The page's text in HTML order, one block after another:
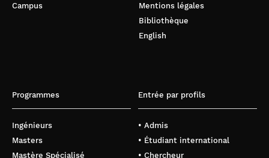
Campus
Mentions légales
Bibliothèque
English
Programmes
Ingénieurs
Masters
Mastère Spécialisé
Entrée par profils
• Admis
• Étudiant international
• Chercheur